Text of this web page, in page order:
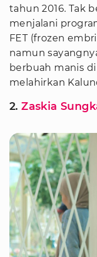
tahun 2016. Tak
menjalani
FET (frozen
namun
berbuah manis
melahirkan
2.Zaskia